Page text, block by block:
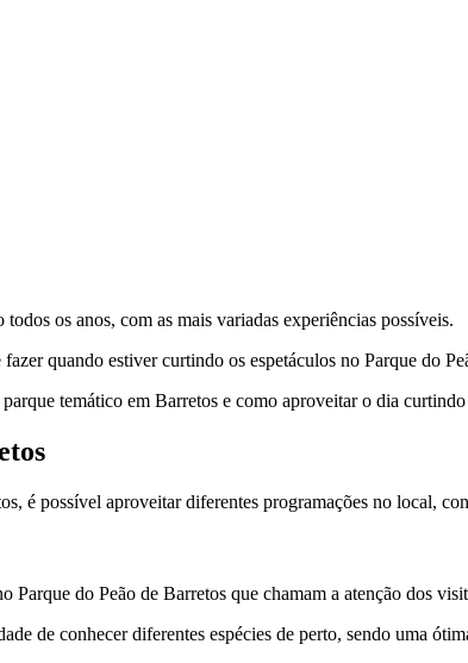
os anos, com as mais variadas experiências possíveis.
quando estiver curtindo os espetáculos no Parque do
temático em Barretos e como aproveitar o dia
é possível aproveitar diferentes programações no local,
do Peão de Barretos que chamam a atenção dos
de conhecer diferentes espécies de perto, sendo uma